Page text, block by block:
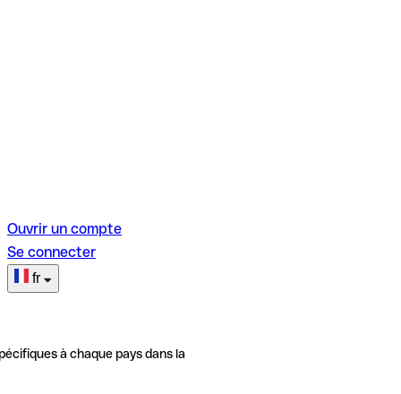
Ouvrir un compte
Se connecter
fr
à chaque pays dans la